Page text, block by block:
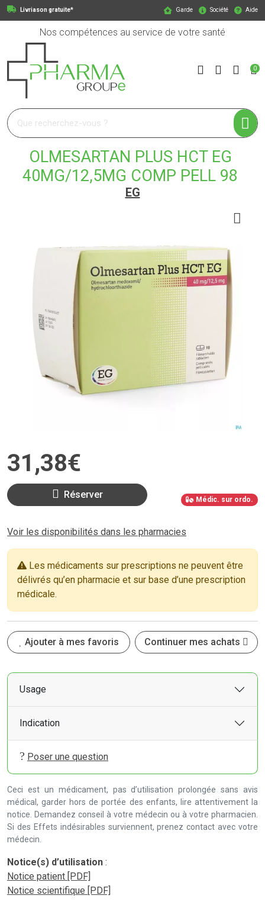
Livriason gratuite* Garde Société Aide
Nos compétences au service de votre santé
Pharmagroupe Votre pharmacie en ligne à votre service
0
OLMESARTAN PLUS HCT EG
40MG/12,5MG COMP PELL 98
EG
31 ,38€
Réserver Médic. sur ordo.
Voir les disponibilités dans les pharmacies
Les médicaments sur prescriptions ne peuvent être
délivrés qu’en pharmacie et sur base d’une prescription
médicale.
Ajouter à mes favoris Continuer mes achats
Usage
Indication
Poser une question
Ceci est un médicament, pas d’utilisation prolongée sans avis
médical, garder hors de portée des enfants, lire attentivement la
notice. Demandez conseil à votre médecin ou à votre pharmacien.
Si des Effets indésirables surviennent, prenez contact avec votre
médecin.
Notice(s) d’utilisation :
Notice patient [PDF]
Notice scientifique [PDF]